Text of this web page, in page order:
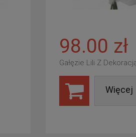
98.00 zł
Gałęzie Lili Z
Więcej